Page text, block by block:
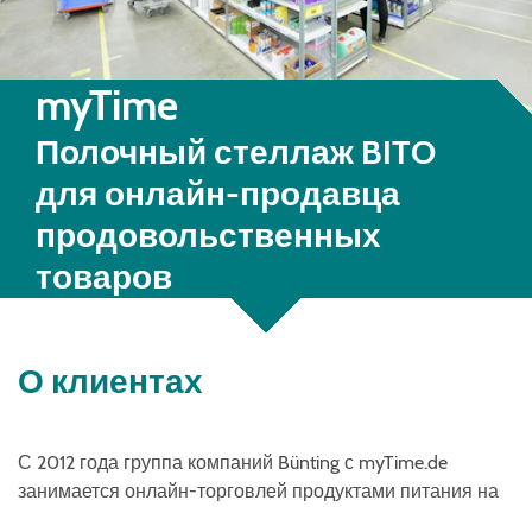
myTime
Полочный стеллаж BITO
для онлайн-продавца
продовольственных
товаров
О клиентах
С 2012 года группа компаний Bünting с myTime.de
занимается онлайн-торговлей продуктами питания на